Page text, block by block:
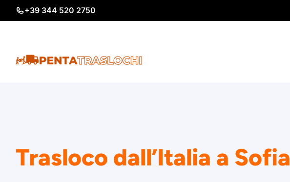
al
+39 344 520 2750
Trasloco dall’Italia a Sofia